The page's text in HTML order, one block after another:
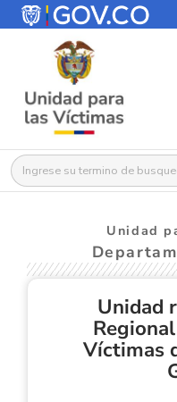
Buscar:
Unidad
Unidad
Víctimas